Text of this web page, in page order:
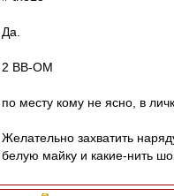
Да.
2 ВВ-ОМ
по месту кому не ясно, в
Желательно захватить
белую майку и какие-нить